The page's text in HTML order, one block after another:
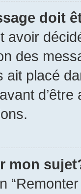
doit
avoir
des
ait placé
mon